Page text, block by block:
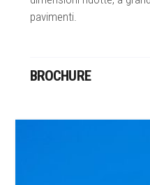
pavimenti.
BROCHURE